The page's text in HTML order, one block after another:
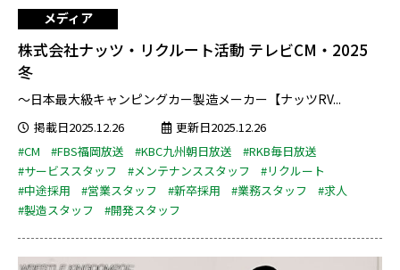
メディア
株式会社ナッツ・リクルート活動 テレビCM・2025
冬
～日本最大級キャンピングカー製造メーカー【ナッツRV...
掲載日2025.12.26
更新日2025.12.26
#CM
#FBS福岡放送 #KBC九州朝日放送
#RKB毎日放送
#サービススタッフ
#メンテナンススタッフ
#リクルート
#中途採用
#営業スタッフ #新卒採用 #業務スタッフ
#求人
#製造スタッフ
#開発スタッフ